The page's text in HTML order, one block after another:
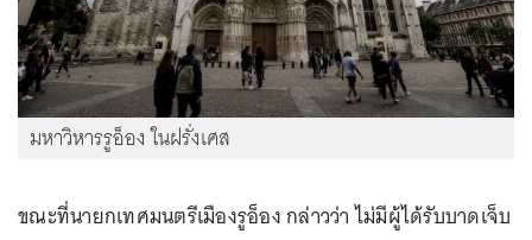
มหาวิหารรูอ็อง ในฝรั่งเศส
ขณะที่นายกเทศมนตรีเมืองรูอ็อง กล่าวว่า ไม่มีผู้ได้รับบาดเจ็บ